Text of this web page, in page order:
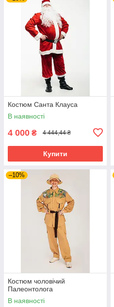
Костюм Санта Клауса
В наявності
4 000 ₴ 4 444,44 ₴
Купити
–10%
Костюм чоловічий
Палеонтолога
В наявності